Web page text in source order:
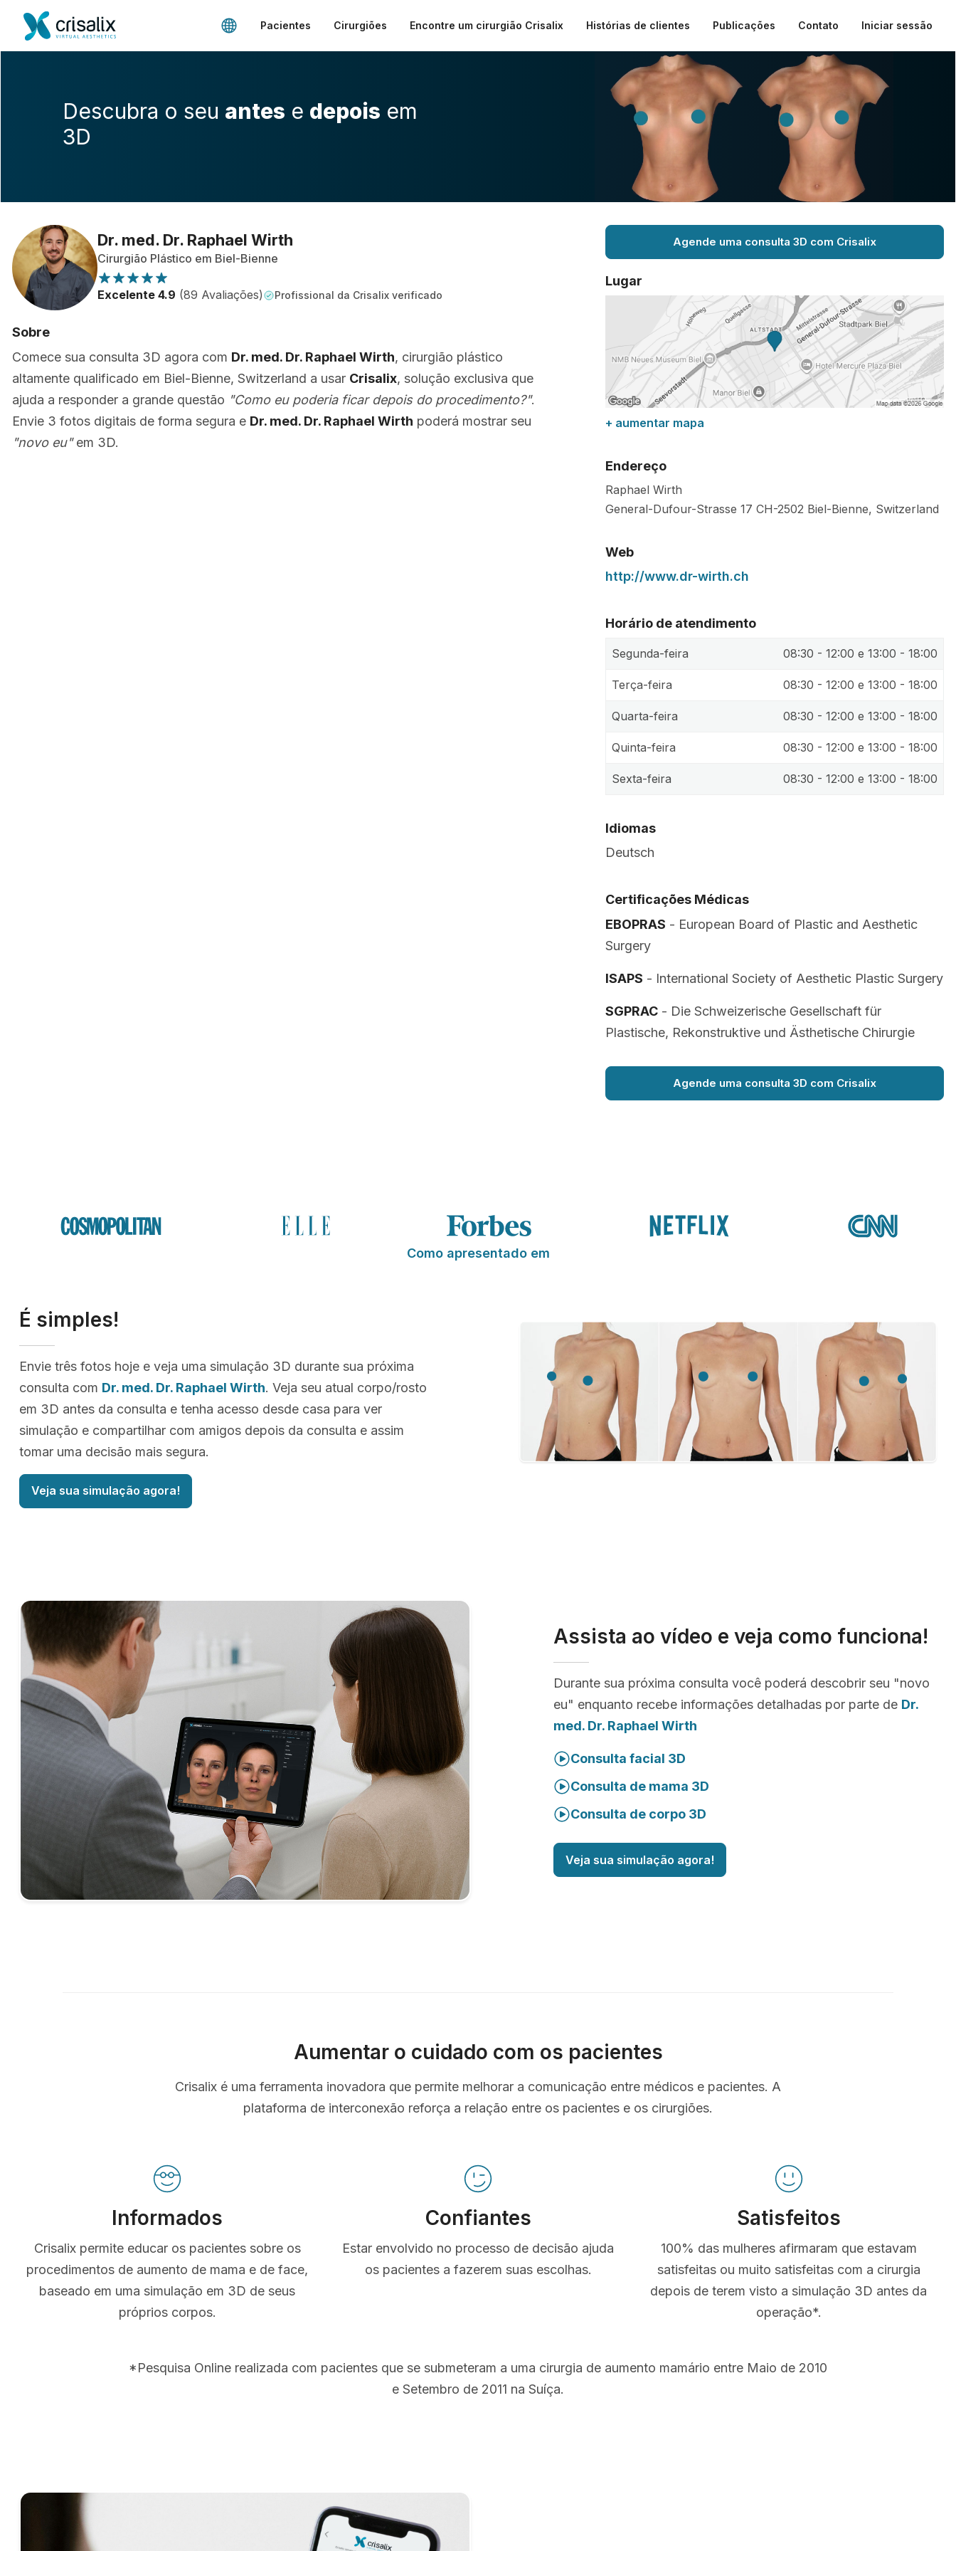
Pacientes Cirurgiões Encontre um cirurgião Crisalix Histórias de clientes Publicações Contato Iniciar sessão
Descubra o seu antes e depois em
3D
Dr. med. Dr. Raphael Wirth
Cirurgião Plástico em Biel-Bienne
Excelente 4.9 (89 Avaliações) Profissional da Crisalix verificado
Sobre
Comece sua consulta 3D agora com Dr. med. Dr. Raphael Wirth, cirurgião plástico
altamente qualificado em Biel-Bienne, Switzerland a usar Crisalix, solução exclusiva que
ajuda a responder a grande questão "Como eu poderia ficar depois do procedimento?".
Envie 3 fotos digitais de forma segura e Dr. med. Dr. Raphael Wirth poderá mostrar seu
"novo eu"em 3D.
Agende uma consulta 3D com Crisalix
Lugar
+ aumentar mapa
Endereço
Raphael Wirth
General-Dufour-Strasse 17 CH-2502 Biel-Bienne, Switzerland
Web
http://www.dr-wirth.ch
Horário de atendimento
Segunda-feira 08:30 - 12:00 e 13:00 - 18:00
Terça-feira 08:30 - 12:00 e 13:00 - 18:00
Quarta-feira 08:30 - 12:00 e 13:00 - 18:00
Quinta-feira 08:30 - 12:00 e 13:00 - 18:00
Sexta-feira 08:30 - 12:00 e 13:00 - 18:00
Idiomas
Deutsch
Certificações Médicas
EBOPRAS - European Board of Plastic and Aesthetic
Surgery
ISAPS - International Society of Aesthetic Plastic Surgery
SGPRAC - Die Schweizerische Gesellschaft für
Plastische, Rekonstruktive und Ästhetische Chirurgie
Agende uma consulta 3D com Crisalix
Como apresentado em
É simples!
Envie três fotos hoje e veja uma simulação 3D durante sua próxima
consulta com Dr. med. Dr. Raphael Wirth. Veja seu atual corpo/rosto
em 3D antes da consulta e tenha acesso desde casa para ver
simulação e compartilhar com amigos depois da consulta e assim
tomar uma decisão mais segura.
Veja sua simulação agora!
Assista ao vídeo e veja como funciona!
Durante sua próxima consulta você poderá descobrir seu "novo
eu" enquanto recebe informações detalhadas por parte de Dr.
med. Dr. Raphael Wirth
Consulta facial 3D
Consulta de mama 3D
Consulta de corpo 3D
Veja sua simulação agora!
Aumentar o cuidado com os pacientes
Crisalix é uma ferramenta inovadora que permite melhorar a comunicação entre médicos e pacientes. A
plataforma de interconexão reforça a relação entre os pacientes e os cirurgiões.
Informados
Crisalix permite educar os pacientes sobre os
procedimentos de aumento de mama e de face,
baseado em uma simulação em 3D de seus
próprios corpos.
Confiantes
Estar envolvido no processo de decisão ajuda
os pacientes a fazerem suas escolhas.
Satisfeitos
100% das mulheres afirmaram que estavam
satisfeitas ou muito satisfeitas com a cirurgia
depois de terem visto a simulação 3D antes da
operação*.
*Pesquisa Online realizada com pacientes que se submeteram a uma cirurgia de aumento mamário entre Maio de 2010
e Setembro de 2011 na Suíça.